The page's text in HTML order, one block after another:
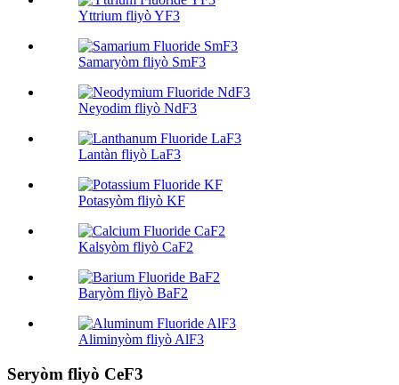
Yttrium fliyò YF3
Samaryòm fliyò SmF3
Neyodim fliyò NdF3
Lantàn fliyò LaF3
Potasyòm fliyò KF
Kalsyòm fliyò CaF2
Baryòm fliyò BaF2
Aliminyòm fliyò AlF3
Seryòm fliyò CeF3